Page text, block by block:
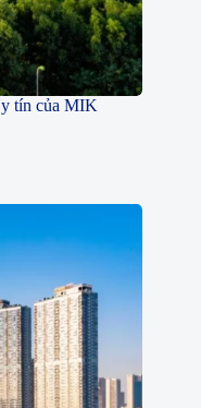
tín của MIK